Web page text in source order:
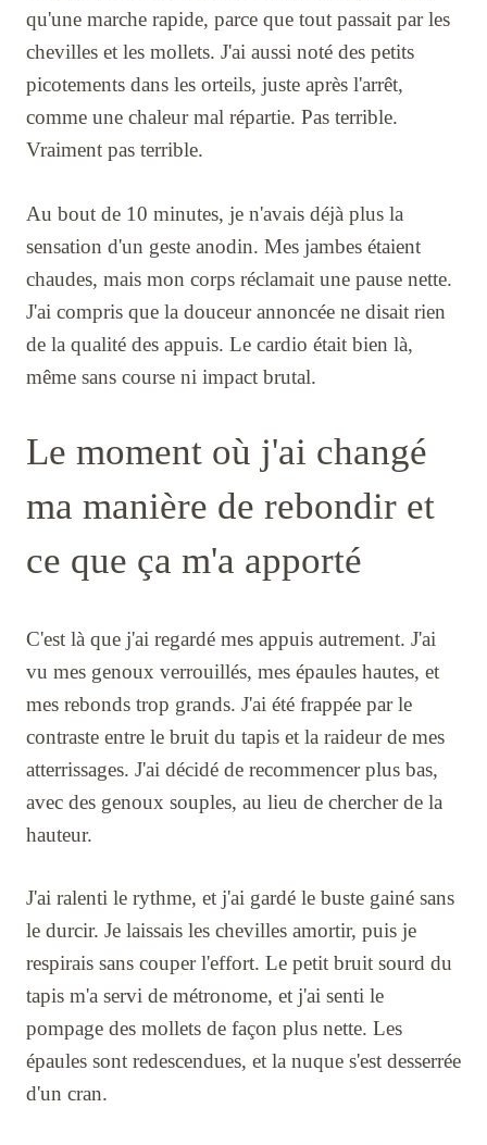
qu'une marche rapide, parce que tout passait par les
chevilles et les mollets. J'ai aussi noté des petits
picotements dans les orteils, juste après l'arrêt,
comme une chaleur mal répartie. Pas terrible.
Vraiment pas terrible.
Au bout de 10 minutes, je n'avais déjà plus la
sensation d'un geste anodin. Mes jambes étaient
chaudes, mais mon corps réclamait une pause nette.
J'ai compris que la douceur annoncée ne disait rien
de la qualité des appuis. Le cardio était bien là,
même sans course ni impact brutal.
Le moment où j'ai changé
ma manière de rebondir et
ce que ça m'a apporté
C'est là que j'ai regardé mes appuis autrement. J'ai
vu mes genoux verrouillés, mes épaules hautes, et
mes rebonds trop grands. J'ai été frappée par le
contraste entre le bruit du tapis et la raideur de mes
atterrissages. J'ai décidé de recommencer plus bas,
avec des genoux souples, au lieu de chercher de la
hauteur.
J'ai ralenti le rythme, et j'ai gardé le buste gainé sans
le durcir. Je laissais les chevilles amortir, puis je
respirais sans couper l'effort. Le petit bruit sourd du
tapis m'a servi de métronome, et j'ai senti le
pompage des mollets de façon plus nette. Les
épaules sont redescendues, et la nuque s'est desserrée
d'un cran.